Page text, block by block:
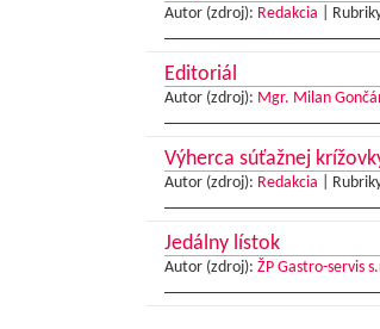
Autor (zdroj): Redakcia
Editoriál
Autor (zdroj): Mgr. Milan
Výherca súťažnej
Autor (zdroj): Redakcia
Jedálny lístok
Autor (zdroj): ŽP Gastro-servis